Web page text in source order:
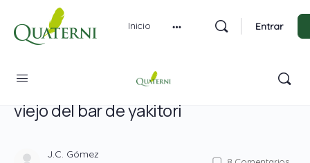
Inicio Entrar
Yamanote 2: La joven del móvil y el
viejo del bar de yakitori
J.C. Gómez